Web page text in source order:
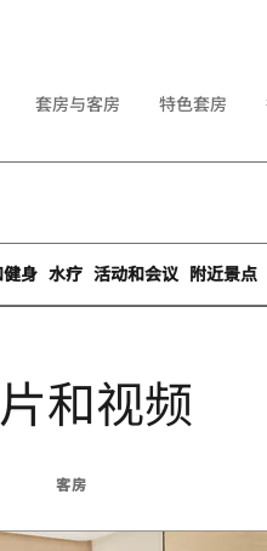
套房与客房 特色套房
身 水疗 活动和会议 附近景点
和视频
客房